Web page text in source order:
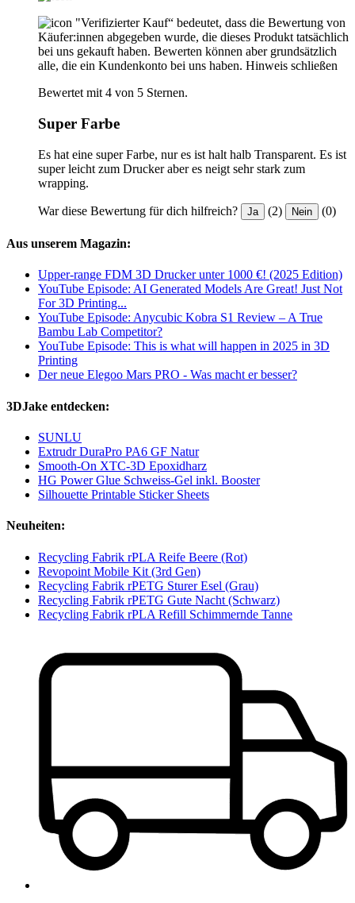
"Verifizierter Kauf“ bedeutet, dass die Bewertung von
Käufer:innen abgegeben wurde, die dieses Produkt tatsächlich
bei uns gekauft haben. Bewerten können aber grundsätzlich
alle, die ein Kundenkonto bei uns haben. Hinweis schließen
Bewertet mit 4 von 5 Sternen.
Super Farbe
Es hat eine super Farbe, nur es ist halt halb Transparent. Es ist
super leicht zum Drucker aber es neigt sehr stark zum
wrapping.
War diese Bewertung für dich hilfreich? Ja (2) Nein (0)
Aus unserem Magazin:
Upper-range FDM 3D Drucker unter 1000 €! (2025 Edition)
YouTube Episode: AI Generated Models Are Great! Just Not
For 3D Printing...
YouTube Episode: Anycubic Kobra S1 Review – A True
Bambu Lab Competitor?
YouTube Episode: This is what will happen in 2025 in 3D
Printing
Der neue Elegoo Mars PRO - Was macht er besser?
3DJake entdecken:
SUNLU
Extrudr DuraPro PA6 GF Natur
Smooth-On XTC-3D Epoxidharz
HG Power Glue Schweiss-Gel inkl. Booster
Silhouette Printable Sticker Sheets
Neuheiten:
Recycling Fabrik rPLA Reife Beere (Rot)
Revopoint Mobile Kit (3rd Gen)
Recycling Fabrik rPETG Sturer Esel (Grau)
Recycling Fabrik rPETG Gute Nacht (Schwarz)
Recycling Fabrik rPLA Refill Schimmernde Tanne